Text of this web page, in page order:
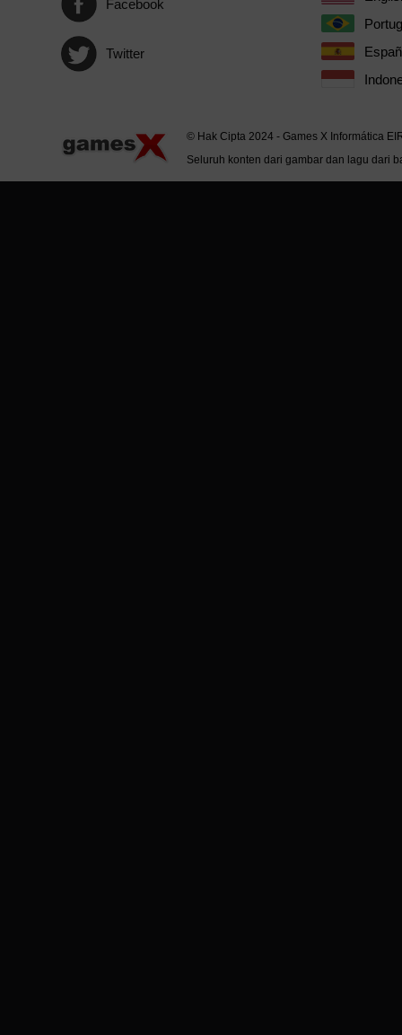
Facebook
Twitter
© Hak Cipta 2024 - Games X Informática
Seluruh konten dari gambar dan lagu dari